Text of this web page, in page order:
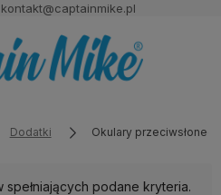
kontakt@captainmike.pl
Dodatki Okulary
podane kryteria.